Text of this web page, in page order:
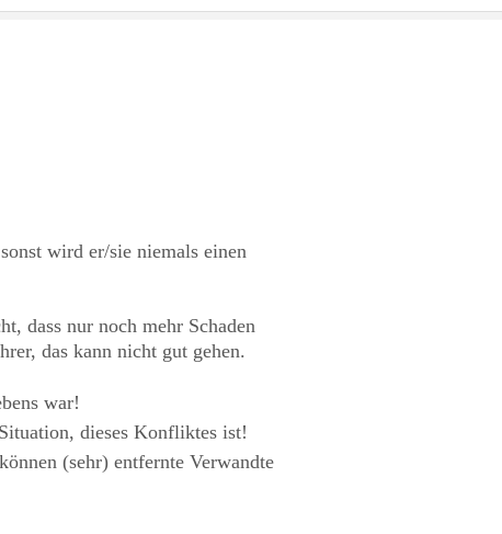
wird er/sie niemals einen
dass nur noch mehr Schaden
das kann nicht gut gehen.
war!
dieses Konfliktes ist!
(sehr) entfernte Verwandte